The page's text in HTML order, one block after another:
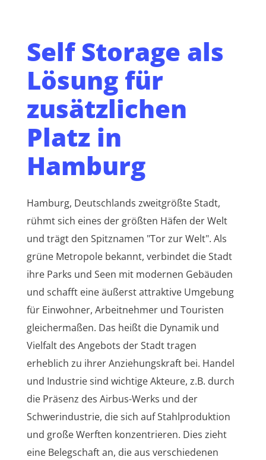
Self Storage als
Lösung für
zusätzlichen
Platz in
Hamburg
Hamburg, Deutschlands zweitgrößte Stadt,
rühmt sich eines der größten Häfen der Welt
und trägt den Spitznamen "Tor zur Welt". Als
grüne Metropole bekannt, verbindet die Stadt
ihre Parks und Seen mit modernen Gebäuden
und schafft eine äußerst attraktive Umgebung
für Einwohner, Arbeitnehmer und Touristen
gleichermaßen. Das heißt die Dynamik und
Vielfalt des Angebots der Stadt tragen
erheblich zu ihrer Anziehungskraft bei. Handel
und Industrie sind wichtige Akteure, z.B. durch
die Präsenz des Airbus-Werks und der
Schwerindustrie, die sich auf Stahlproduktion
und große Werften konzentrieren. Dies zieht
eine Belegschaft an, die aus verschiedenen